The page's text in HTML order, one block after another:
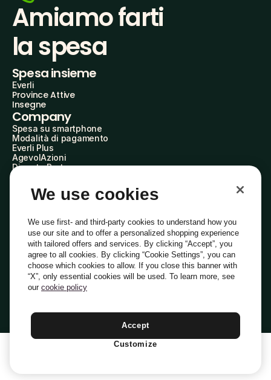
Amiamo farti
la spesa
Spesa insieme
Everli
Province Attive
Insegne
Company
Spesa su smartphone
Modalità di pagamento
Everli Plus
AgevolAzioni
Diventa Partner
Everli Shoppers
About Us
Everli News
Domande frequenti
Lavora con noi
Diventa Shopper
Investitori
PrivacyCookiePreferenze Cookie
Termini e CondizioniCodice Etico
Indirizzo PEC: everli@pec.it - indirizzo DPO: dpo@everli.com
Italiano
We use cookies
We use first- and third-party cookies to understand how you
use our site and to offer a personalized shopping experience
with tailored offers and services. By clicking “Accept”, you
agree to all cookies. By clicking “Cookie Settings”, you can
choose which cookies to allow. If you close this banner with
“X”, only essential cookies will be used. To learn more, see
our cookie policy
Accept
Customize